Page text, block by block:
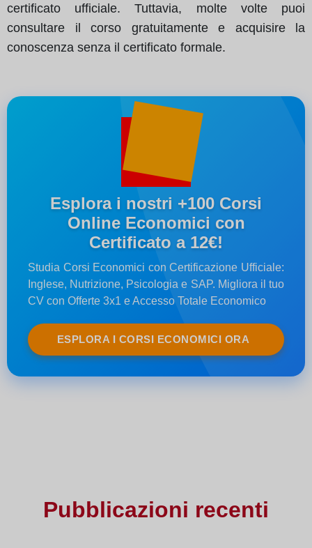
certificato ufficiale. Tuttavia, molte volte puoi
consultare il corso gratuitamente e acquisire la
conoscenza senza il certificato formale.
Esplora i nostri +100 Corsi
Online Economici con
Certificato a 12€!
Studia Corsi Economici con Certificazione Ufficiale:
Inglese, Nutrizione, Psicologia e SAP. Migliora il tuo
CV con Offerte 3x1 e Accesso Totale Economico
ESPLORA I CORSI ECONOMICI ORA
Pubblicazioni recenti